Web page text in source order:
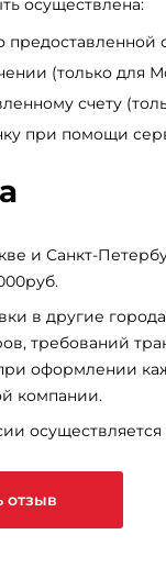
осуществлена:
предоставленной
(только для
счету
при помощи
и Санкт-
в другие
требований
оформлении
компании.
отзыв